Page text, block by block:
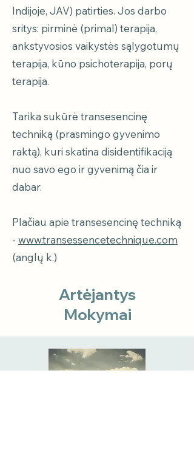
Indijoje, JAV) patirties. Jos darbo
sritys: pirminė (primal) terapija,
ankstyvosios vaikystės sąlygotumų
terapija, kūno psichoterapija, porų
terapija.
Tarika sukūrė transesencinę
techniką (prasmingo gyvenimo
raktą), kuri skatina disidentifikaciją
nuo savo ego ir gyvenimą čia ir
dabar.
Plačiau apie transesencinę techniką
- www.transessencetechnique.com
(anglų k.)
Artėjantys
Mokymai